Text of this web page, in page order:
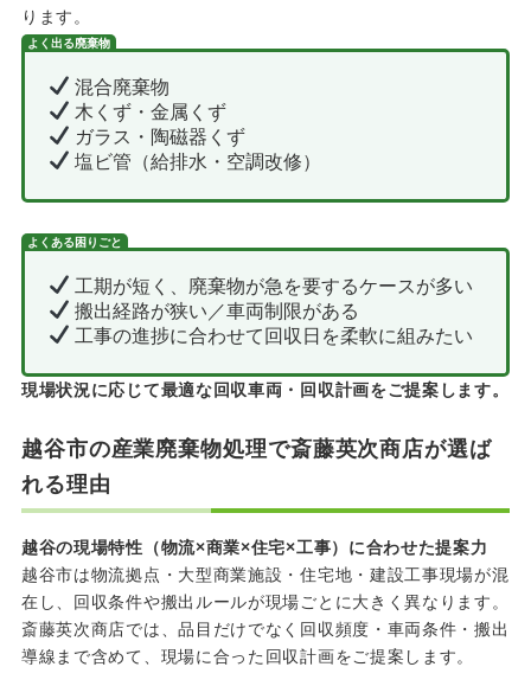
ります。
よく出る廃棄物
混合廃棄物
木くず・金属くず
ガラス・陶磁器くず
塩ビ管（給排水・空調改修）
よくある困りごと
工期が短く、廃棄物が急を要するケースが多い
搬出経路が狭い／車両制限がある
工事の進捗に合わせて回収日を柔軟に組みたい
現場状況に応じて最適な回収車両・回収計画をご提案します。
越谷市の産業廃棄物処理で斎藤英次商店が選ば
れる理由
越谷の現場特性（物流×商業×住宅×工事）に合わせた提案力
越谷市は物流拠点・大型商業施設・住宅地・建設工事現場が混
在し、回収条件や搬出ルールが現場ごとに大きく異なります。
斎藤英次商店では、品目だけでなく回収頻度・車両条件・搬出
導線まで含めて、現場に合った回収計画をご提案します。